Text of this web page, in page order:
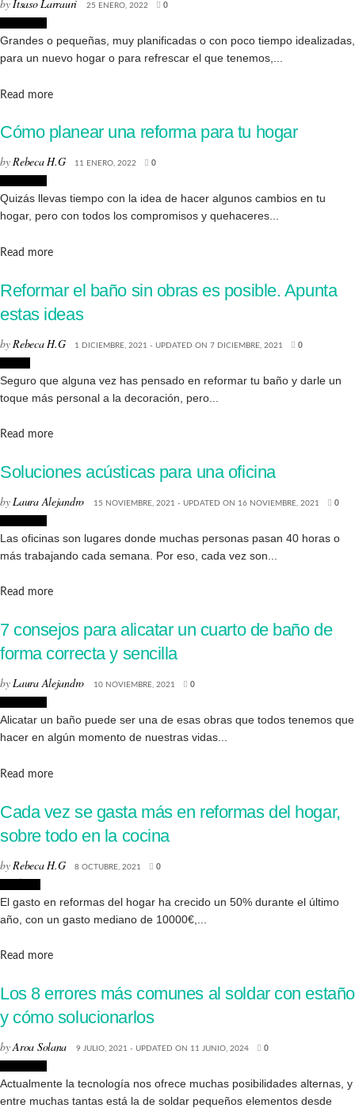
byItsaso Larrauri 25 ENERO, 2022 0
Grandes o pequeñas, muy planificadas o con poco tiempo idealizadas,
para un nuevo hogar o para refrescar el que tenemos,...
Read moreDetails
Cómo planear una reforma para tu hogar
byRebeca H.G 11 ENERO, 2022 0
Quizás llevas tiempo con la idea de hacer algunos cambios en tu
hogar, pero con todos los compromisos y quehaceres...
Read moreDetails
Reformar el baño sin obras es posible. Apunta
estas ideas
by Rebeca H.G 1 DICIEMBRE, 2021 - UPDATED ON 7 DICIEMBRE, 2021 0
Seguro que alguna vez has pensado en reformar tu baño y darle un
toque más personal a la decoración, pero...
Read moreDetails
Soluciones acústicas para una oficina
byLaura Alejandro 15 NOVIEMBRE, 2021 - UPDATED ON 16 NOVIEMBRE, 2021 0
Las oficinas son lugares donde muchas personas pasan 40 horas o
más trabajando cada semana. Por eso, cada vez son...
Read moreDetails
7 consejos para alicatar un cuarto de baño de
forma correcta y sencilla
byLaura Alejandro 10 NOVIEMBRE, 2021 0
Alicatar un baño puede ser una de esas obras que todos tenemos que
hacer en algún momento de nuestras vidas...
Read moreDetails
Cada vez se gasta más en reformas del hogar,
sobre todo en la cocina
by Rebeca H.G 8 OCTUBRE, 2021 0
El gasto en reformas del hogar ha crecido un 50% durante el último
año, con un gasto mediano de 10000€,...
Read moreDetails
Los 8 errores más comunes al soldar con estaño
y cómo solucionarlos
byAroa Solana 9 JULIO, 2021 - UPDATED ON 11 JUNIO, 2024 0
Actualmente la tecnología nos ofrece muchas posibilidades alternas, y
entre muchas tantas está la de soldar pequeños elementos desde